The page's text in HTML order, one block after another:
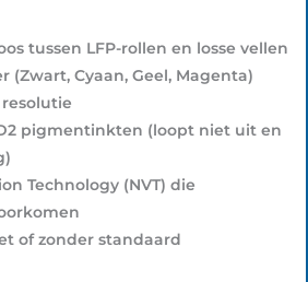
tussen LFP-rollen en losse vellen
(Zwart, Cyaan, Geel, Magenta)
resolutie
pigmentinkten (loopt niet uit en
Technology (NVT) die
of zonder standaard